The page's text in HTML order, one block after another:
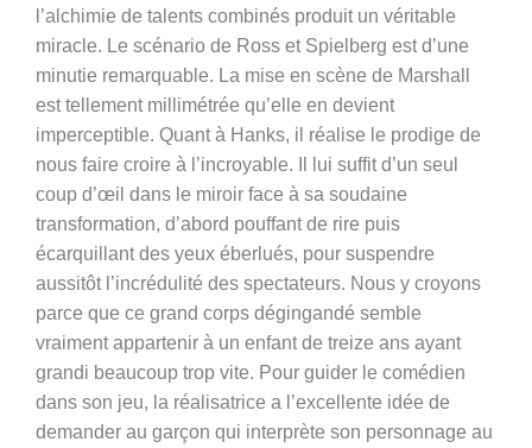
l’alchimie de talents combinés produit un véritable
miracle. Le scénario de Ross et Spielberg est d’une
minutie remarquable. La mise en scène de Marshall
est tellement millimétrée qu’elle en devient
imperceptible. Quant à Hanks, il réalise le prodige de
nous faire croire à l’incroyable. Il lui suffit d’un seul
coup d’œil dans le miroir face à sa soudaine
transformation, d’abord pouffant de rire puis
écarquillant des yeux éberlués, pour suspendre
aussitôt l’incrédulité des spectateurs. Nous y croyons
parce que ce grand corps dégingandé semble
vraiment appartenir à un enfant de treize ans ayant
grandi beaucoup trop vite. Pour guider le comédien
dans son jeu, la réalisatrice a l’excellente idée de
demander au garçon qui interprète son personnage au